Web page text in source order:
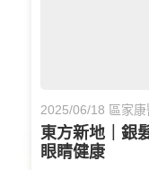
2025/06/18 區家康
東方新地｜銀
眼睛健康